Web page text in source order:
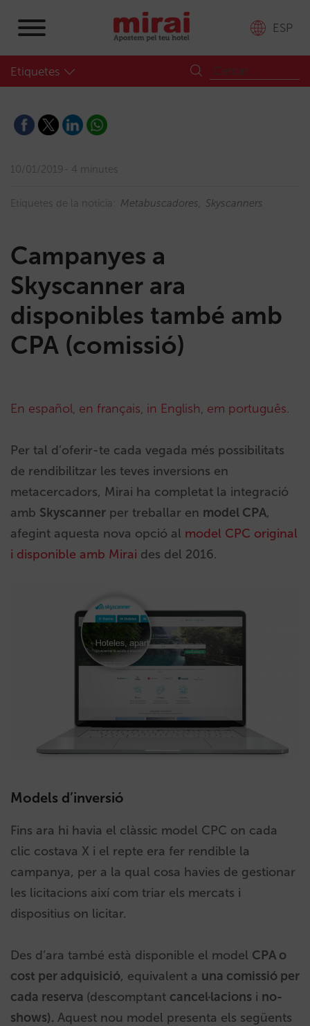
ESP
Etiquetes
10/01/2019 4 minutes
Etiquetes de la notícia: Metabuscadores Skyscanners
Campanyes a
Skyscanner ara
disponibles també amb
CPA (comissió)
En español, en français, in English, em português.
Per tal d’oferir-te cada vegada més possibilitats
de rendibilitzar les teves inversions en
metacercadors, Mirai ha completat la integració
amb Skyscanner per treballar en model CPA,
afegint aquesta nova opció al model CPC original
i disponible amb Mirai des del 2016.
Models d’inversió
Fins ara hi havia el clàssic model CPC on cada
clic costava X i el repte era fer rendible la
campanya, per a la qual cosa havies de gestionar
les licitacions així com triar els mercats i
dispositius on licitar.
Des d’ara també està disponible el model CPA o
cost per adquisició, equivalent a una comissió per
cada reserva (descomptant cancel·lacions i no-
shows). Aquest nou model presenta els següents